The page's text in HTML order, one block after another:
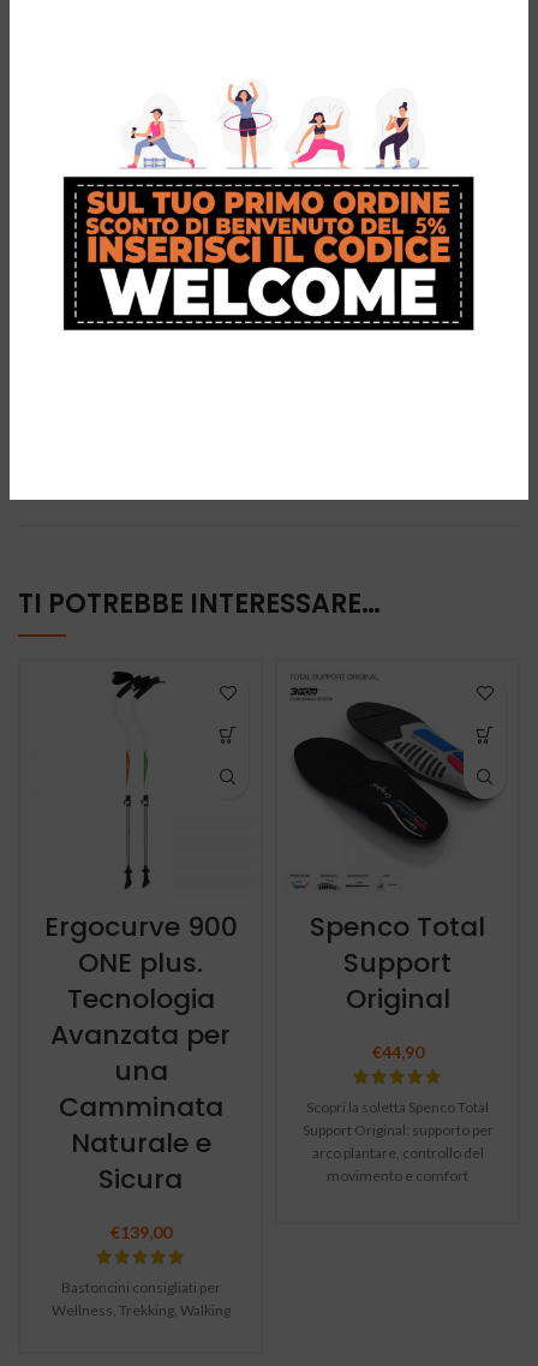
quotidiano e il tempo libero. Con riconoscimenti di prestigio come
APMA e della FIP, questi sandali sono la scelta ideale
per chi vuole il massimo per il benessere dei propri piedi.
Acquista ora i Sandals Total Support e prova il comfort di cui i
tuoi piedi hanno bisogno!
INFORMAZIONI AGGIUNTIVE
TI POTREBBE INTERESSARE…
Ergocurve 900
ONE plus.
Tecnologia
Avanzata per
una
Camminata
Naturale e
Sicura
€139,00
Bastoncini consigliati per
Wellness, Trekking, Walking
Spenco Total
Support
Original
€44,90
Scopri la soletta Spenco Total
Support Original: supporto per
arco plantare, controllo del
movimento e comfort